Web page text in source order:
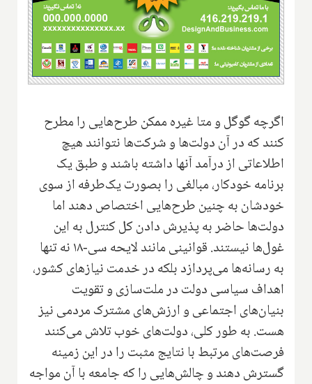
اگرچه گوگل و متا غیره ممکن طرح‌هایی را مطرح
کنند که در آن دولت‌ها و شرکت‌ها نتوانند هیچ
اطلاعاتی از درآمد آنها داشته باشند و طبق یک
برنامه خودکار، مبالغی را بصورت یک‌طرفه از سوی
خودشان به چنین طرح‌هایی اختصاص دهند اما
دولت‌ها حاضر به پذیرش دادن کل کنترل به این
غول‌ها نیستند. قوانینی مانند لایحه سی-۱۸ نه تنها
به رسانه‌ها می‌پردازد بلکه در خدمت نیازهای کشور،
اهداف سیاسی دولت در ملت‌سازی و تقویت
بنیان‌های اجتماعی و ارزش‌های مشترک مردمی نیز
هست. به طور کلی، دولت‌های خوب تلاش می‌کنند
فرصت‌های مرتبط با نتایج مثبت را در این زمینه
گسترش دهند و چالش‌هایی را که جامعه با آن مواجه